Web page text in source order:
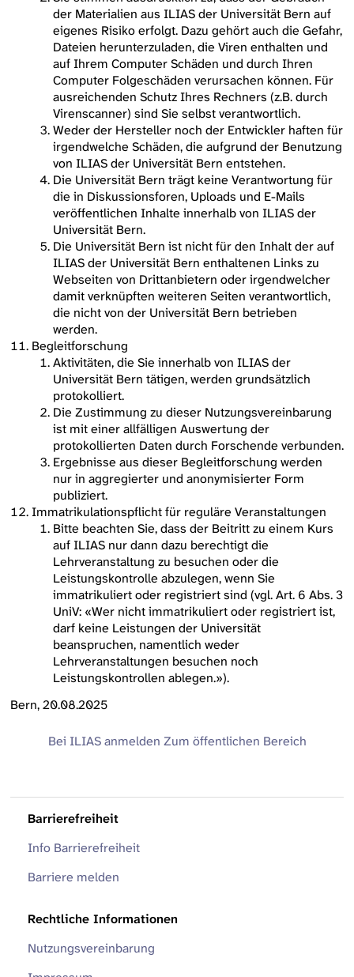
der Materialien aus ILIAS der Universität Bern auf
eigenes Risiko erfolgt. Dazu gehört auch die Gefahr,
Dateien herunterzuladen, die Viren enthalten und
auf Ihrem Computer Schäden und durch Ihren
Computer Folgeschäden verursachen können. Für
ausreichenden Schutz Ihres Rechners (z.B. durch
Virenscanner) sind Sie selbst verantwortlich.
Weder der Hersteller noch der Entwickler haften für
irgendwelche Schäden, die aufgrund der Benutzung
von ILIAS der Universität Bern entstehen.
Die Universität Bern trägt keine Verantwortung für
die in Diskussionsforen, Uploads und E-Mails
veröffentlichen Inhalte innerhalb von ILIAS der
Universität Bern.
Die Universität Bern ist nicht für den Inhalt der auf
ILIAS der Universität Bern enthaltenen Links zu
Webseiten von Drittanbietern oder irgendwelcher
damit verknüpften weiteren Seiten verantwortlich,
die nicht von der Universität Bern betrieben
werden.
Begleitforschung
Aktivitäten, die Sie innerhalb von ILIAS der
Universität Bern tätigen, werden grundsätzlich
protokolliert.
Die Zustimmung zu dieser Nutzungsvereinbarung
ist mit einer allfälligen Auswertung der
protokollierten Daten durch Forschende verbunden.
Ergebnisse aus dieser Begleitforschung werden
nur in aggregierter und anonymisierter Form
publiziert.
Immatrikulationspflicht für reguläre Veranstaltungen
Bitte beachten Sie, dass der Beitritt zu einem Kurs
auf ILIAS nur dann dazu berechtigt die
Lehrveranstaltung zu besuchen oder die
Leistungskontrolle abzulegen, wenn Sie
immatrikuliert oder registriert sind (vgl. Art. 6 Abs. 3
UniV: «Wer nicht immatrikuliert oder registriert ist,
darf keine Leistungen der Universität
beanspruchen, namentlich weder
Lehrveranstaltungen besuchen noch
Leistungskontrollen ablegen.»).
Bern, 20.08.2025
Bei ILIAS anmelden Zum öffentlichen Bereich
Barrierefreiheit
Info Barrierefreiheit
Barriere melden
Rechtliche Informationen
Nutzungsvereinbarung